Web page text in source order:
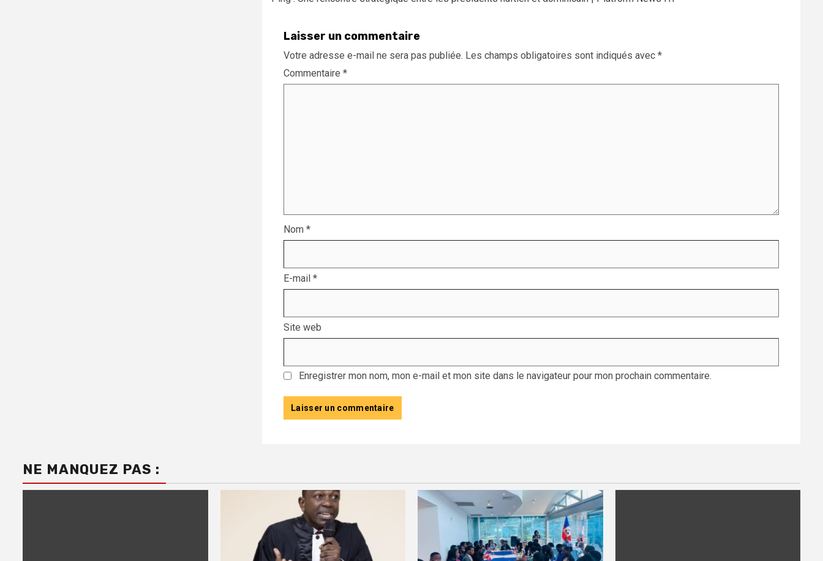
Laisser un commentaire
Votre adresse e-mail ne sera pas publiée. Les champs obligatoires sont indiqués avec *
Commentaire *
Nom *
E-mail *
Site web
Enregistrer mon nom, mon e-mail et mon site dans le navigateur pour mon prochain commentaire.
NE MANQUEZ PAS :